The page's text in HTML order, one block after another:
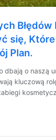
Błędów
się,
Plan.
dbają o naszą
kluczową